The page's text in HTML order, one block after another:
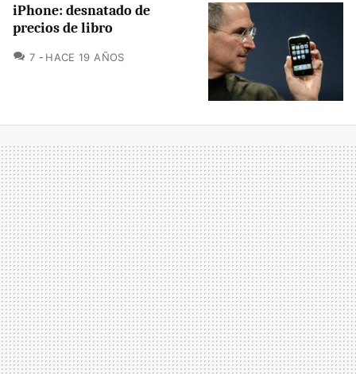
iPhone: desnatado de
precios de libro
7 COMENTARIOS
HACE 19 AÑOS